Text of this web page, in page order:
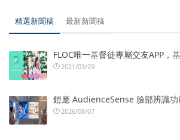
精選新聞稿 最新新聞稿
FLOC唯一基督徒專屬交友APP，
2021/03/29
鎧應 AudienceSense 臉部辨識功
2026/08/07